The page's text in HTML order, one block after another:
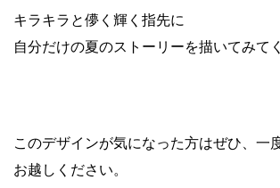
キラキラと儚く輝く指先に
自分だけの夏のストーリーを描いてみて
このデザインが気になった方はぜひ、一
お越しください。